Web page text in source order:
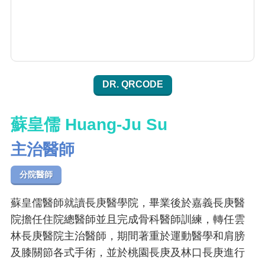
DR. QRCODE
蘇皇儒 Huang-Ju Su
主治醫師
分院醫師
蘇皇儒醫師就讀長庚醫學院，畢業後於嘉義長庚醫
院擔任住院總醫師並且完成骨科醫師訓練，轉任雲
林長庚醫院主治醫師，期間著重於運動醫學和肩膀
及膝關節各式手術，並於桃園長庚及林口長庚進行